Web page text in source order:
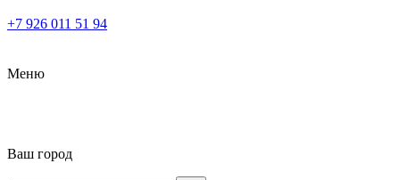
+7 926 011 51 94
Меню
Ваш город